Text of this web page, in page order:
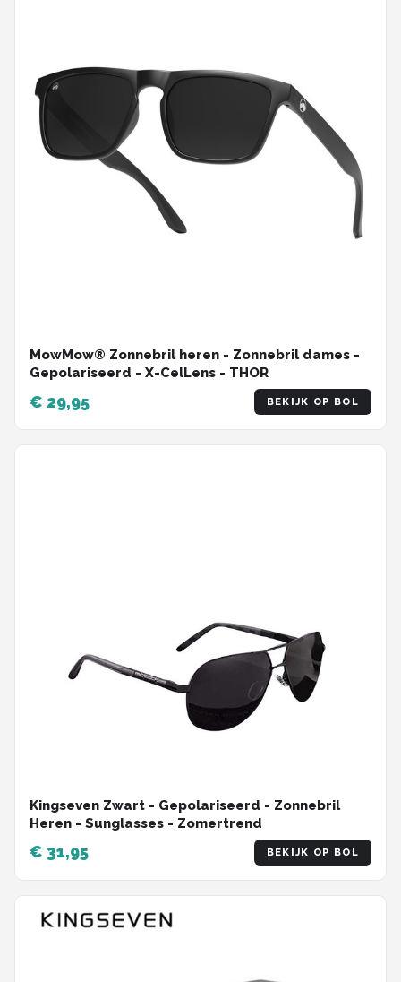
MowMow® Zonnebril heren - Zonnebril dames -
Gepolariseerd - X-CelLens - THOR
€ 29,95 BEKIJK OP BOL
Kingseven Zwart - Gepolariseerd - Zonnebril
Heren - Sunglasses - Zomertrend
€ 31,95 BEKIJK OP BOL